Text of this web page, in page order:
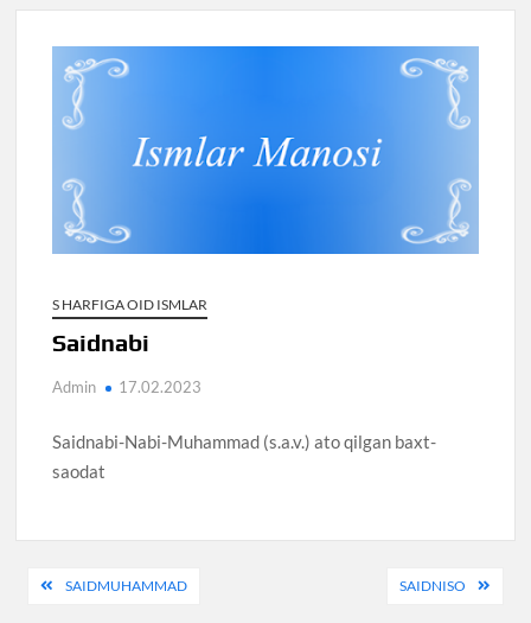
S HARFIGA OID ISMLAR
Saidnabi
Admin 17.02.2023
Saidnabi-Nabi-Muhammad (s.a.v.) ato qilgan baxt-
saodat
PostSAIDMUHAMMAD SAIDNISO